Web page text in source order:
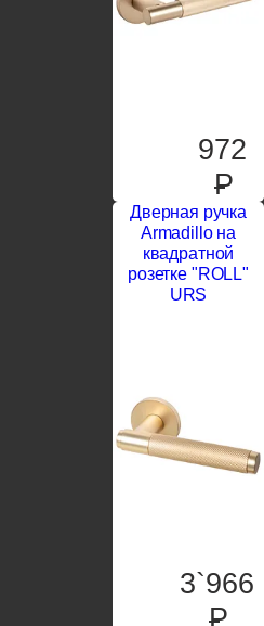
972
P
Дверная ручка
Armadillo на
квадратной
розетке "ROLL"
URS
3`966
P